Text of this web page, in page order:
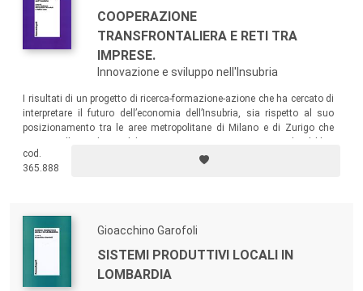
COOPERAZIONE
TRANSFRONTALIERA E RETI TRA
IMPRESE.
Innovazione e sviluppo nell'Insubria
I risultati di un progetto di ricerca-formazione-azione che ha cercato di
interpretare il futuro dell’economia dell’Insubria, sia rispetto al suo
posizionamento tra le aree metropolitane di Milano e di Zurigo che
discute le specificità dei sistemi economici dell’area transfrontaliera
italo-svizzera, i vincoli e le opportunità di sviluppo e innovazione.
cod.
365.888
Gioacchino Garofoli
SISTEMI PRODUTTIVI LOCALI IN
LOMBARDIA